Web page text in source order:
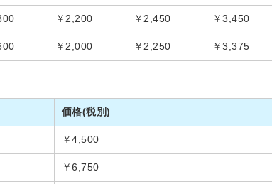
￥2,200 ￥2,450 ￥3,450
￥2,000 ￥2,250 ￥3,375
価格(税別)
￥4,500
￥6,750